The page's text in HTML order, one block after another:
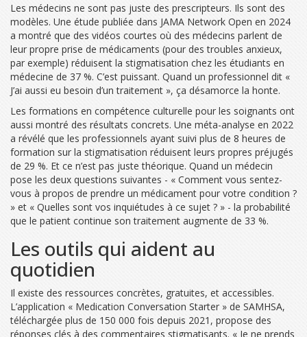
Les médecins ne sont pas juste des prescripteurs. Ils sont des
modèles. Une étude publiée dans JAMA Network Open en 2024
a montré que des vidéos courtes où des médecins parlent de
leur propre prise de médicaments (pour des troubles anxieux,
par exemple) réduisent la stigmatisation chez les étudiants en
médecine de 37 %. C’est puissant. Quand un professionnel dit «
J’ai aussi eu besoin d’un traitement », ça désamorce la honte.
Les formations en compétence culturelle pour les soignants ont
aussi montré des résultats concrets. Une méta-analyse en 2022
a révélé que les professionnels ayant suivi plus de 8 heures de
formation sur la stigmatisation réduisent leurs propres préjugés
de 29 %. Et ce n’est pas juste théorique. Quand un médecin
pose les deux questions suivantes - « Comment vous sentez-
vous à propos de prendre un médicament pour votre condition ?
» et « Quelles sont vos inquiétudes à ce sujet ? » - la probabilité
que le patient continue son traitement augmente de 33 %.
Les outils qui aident au
quotidien
Il existe des ressources concrètes, gratuites, et accessibles.
L’application « Medication Conversation Starter » de SAMHSA,
téléchargée plus de 150 000 fois depuis 2021, propose des
réponses clés à des commentaires stigmatisants. « Je ne prends